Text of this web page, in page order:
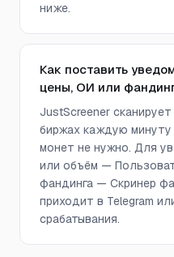
ниже.
Как поставить
цены, ОИ или
JustScreener
биржах каждую минуту
монет не нужно. Для
или объём —
фандинга — Скринер
приходит в Telegram
срабатывания.